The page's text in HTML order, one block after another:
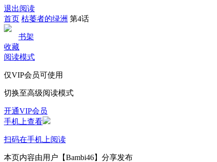
退出阅读
首页 枯萎者的绿洲 第4话
书架
收藏
阅读模式
仅VIP会员可使用
切换至高级阅读模式
开通VIP会员
手机上查看
扫码在手机上阅读
本页内容由用户【Bambi46】分享发布